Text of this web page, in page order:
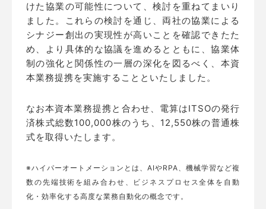
けた協業の可能性について、検討を重ねてまいり
ました。これらの検討を通じ、両社の協業による
シナジー創出の実現性が高いことを確認できたた
め、より具体的な協議を進めるとともに、協業体
制の強化と関係性の一層の深化を図るべく、本資
本業務提携を実施することといたしました。
なお本資本業務提携と合わせ、電算はITSOの発行
済株式総数100,000株のうち、12,550株の普通株
式を取得いたします。
※ハイパーオートメーションとは、AIやRPA、機械学習など複
数の先端技術を組み合わせ、ビジネスプロセス全体を自動
化・効率化する高度な業務自動化の概念です。